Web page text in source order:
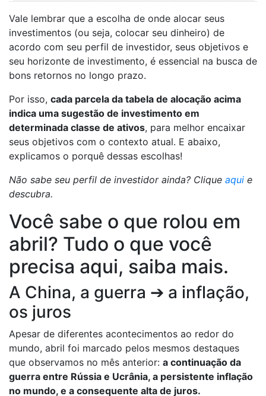
Vale lembrar que a escolha de onde alocar seus
investimentos (ou seja, colocar seu dinheiro) de
acordo com seu perfil de investidor, seus objetivos e
seu horizonte de investimento, é essencial na busca de
bons retornos no longo prazo.
Por isso, cada parcela da tabela de alocação acima
indica uma sugestão de investimento em
determinada classe de ativos, para melhor encaixar
seus objetivos com o contexto atual. E abaixo,
explicamos o porquê dessas escolhas!
Não sabe seu perfil de investidor ainda? Clique aqui e
descubra.
Você sabe o que rolou em
abril? Tudo o que você
precisa aqui, saiba mais.
A China, a guerra ➔ a inflação,
os juros
Apesar de diferentes acontecimentos ao redor do
mundo, abril foi marcado pelos mesmos destaques
que observamos no mês anterior: a continuação da
guerra entre Rússia e Ucrânia, a persistente inflação
no mundo, e a consequente alta de juros.